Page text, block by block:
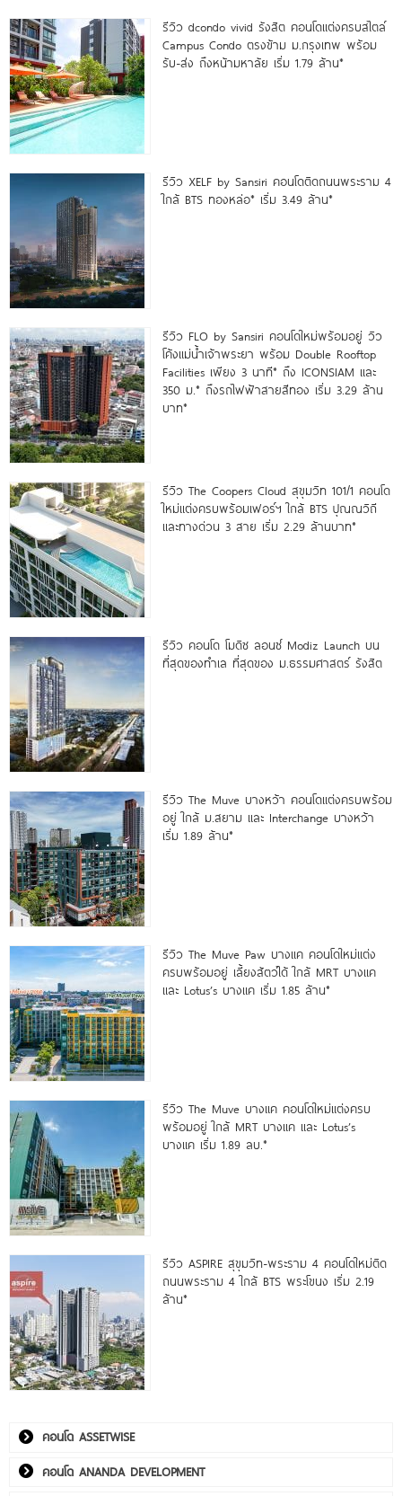
รีวิว dcondo vivid รังสิต คอนโดแต่งครบสไตล์
Campus Condo ตรงข้าม ม.กรุงเทพ พร้อม
รับ-ส่ง ถึงหน้ามหาลัย เริ่ม 1.79 ล้าน*
รีวิว XELF by Sansiri คอนโดติดถนนพระราม 4
ใกล้ BTS ทองหล่อ* เริ่ม 3.49 ล้าน*
รีวิว FLO by Sansiri คอนโดใหม่พร้อมอยู่ วิว
โค้งแม่น้ำเจ้าพระยา พร้อม Double Rooftop
Facilities เพียง 3 นาที* ถึง ICONSIAM และ
350 ม.* ถึงรถไฟฟ้าสายสีทอง เริ่ม 3.29 ล้าน
บาท*
รีวิว The Coopers Cloud สุขุมวิท 101/1 คอนโด
ใหม่แต่งครบพร้อมเฟอร์ฯ ใกล้ BTS ปุณณวิถี
และทางด่วน 3 สาย เริ่ม 2.29 ล้านบาท*
รีวิว คอนโด โมดิซ ลอนซ์ Modiz Launch บน
ที่สุดของทำเล ที่สุดของ ม.ธรรมศาสตร์ รังสิต
รีวิว The Muve บางหว้า คอนโดแต่งครบพร้อม
อยู่ ใกล้ ม.สยาม และ Interchange บางหว้า
เริ่ม 1.89 ล้าน*
รีวิว The Muve Paw บางแค คอนโดใหม่แต่ง
ครบพร้อมอยู่ เลี้ยงสัตว์ได้ ใกล้ MRT บางแค
และ Lotus’s บางแค เริ่ม 1.85 ล้าน*
รีวิว The Muve บางแค คอนโดใหม่แต่งครบ
พร้อมอยู่ ใกล้ MRT บางแค และ Lotus’s
บางแค เริ่ม 1.89 ลบ.*
รีวิว ASPIRE สุขุมวิท-พระราม 4 คอนโดใหม่ติด
ถนนพระราม 4 ใกล้ BTS พระโขนง เริ่ม 2.19
ล้าน*
คอนโด ASSETWISE
คอนโด ANANDA DEVELOPMENT